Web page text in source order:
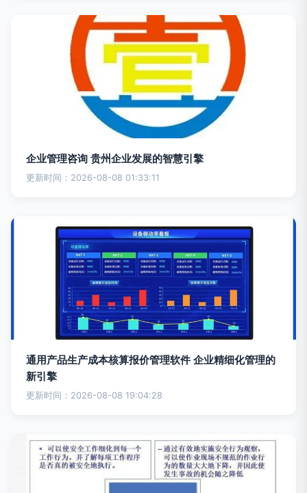
企业管理咨询 贵州企业发展的智慧引擎
更新时间：2026-08-08 01:33:11
通用产品生产成本核算报价管理软件 企业精细化管理的
新引擎
更新时间：2026-08-08 19:04:28